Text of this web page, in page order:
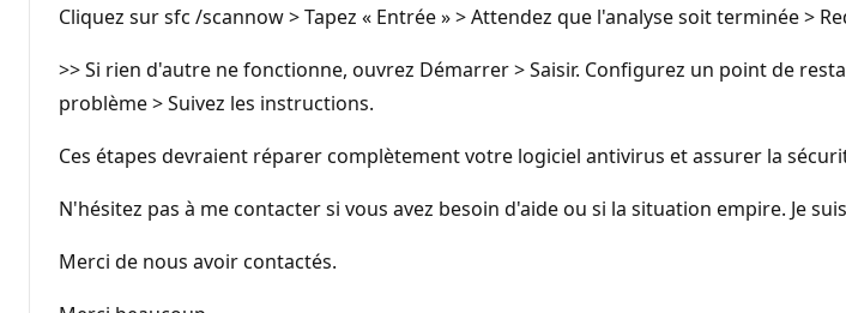
Cliquez sur sfc /scannow > Tapez « Entrée » > Attendez que l'analyse soit terminée >
>> Si rien d'autre ne fonctionne, ouvrez Démarrer > Saisir. Configurez un point de
problème > Suivez les instructions.
Ces étapes devraient réparer complètement votre logiciel antivirus et assurer la
N'hésitez pas à me contacter si vous avez besoin d'aide ou si la situation empire. Je
Merci de nous avoir contactés.